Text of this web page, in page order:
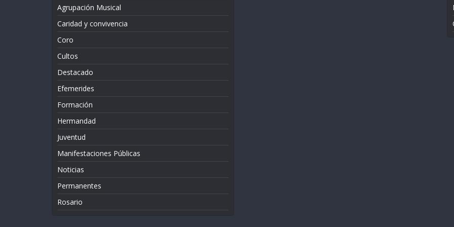
Agrupación Musical
Caridad y convivencia
Coro
Cultos
Destacado
Efemerides
Formación
Hermandad
Juventud
Manifestaciones Públicas
Noticias
Permanentes
Rosario